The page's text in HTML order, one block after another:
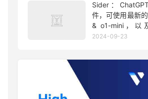
Sider：
件，可使用最新
& o1-mini，以
Gemeni 等大模型
2024-09-23